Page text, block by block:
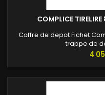
COMPLICE
Coffre de depot Fichet
trappe de
Prix
4